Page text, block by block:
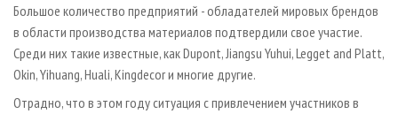
Большое количество предприятий - обладателей мировых брендов
в области производства материалов подтвердили свое участие.
Среди них такие известные, как Dupont, Jiangsu Yuhui, Legget and Platt,
Okin, Yihuang, Huali, Kingdecor и многие другие.
Отрадно, что в этом году ситуация с привлечением участников в